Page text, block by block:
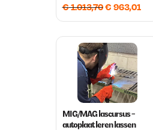
uit 0,6mm of 0,8mm
lasdraad
€1.013,70O
o
r
s
p
r
n
€ 963,01H
u
i
MIG/MAG lascursus -
autoplaat leren lassen